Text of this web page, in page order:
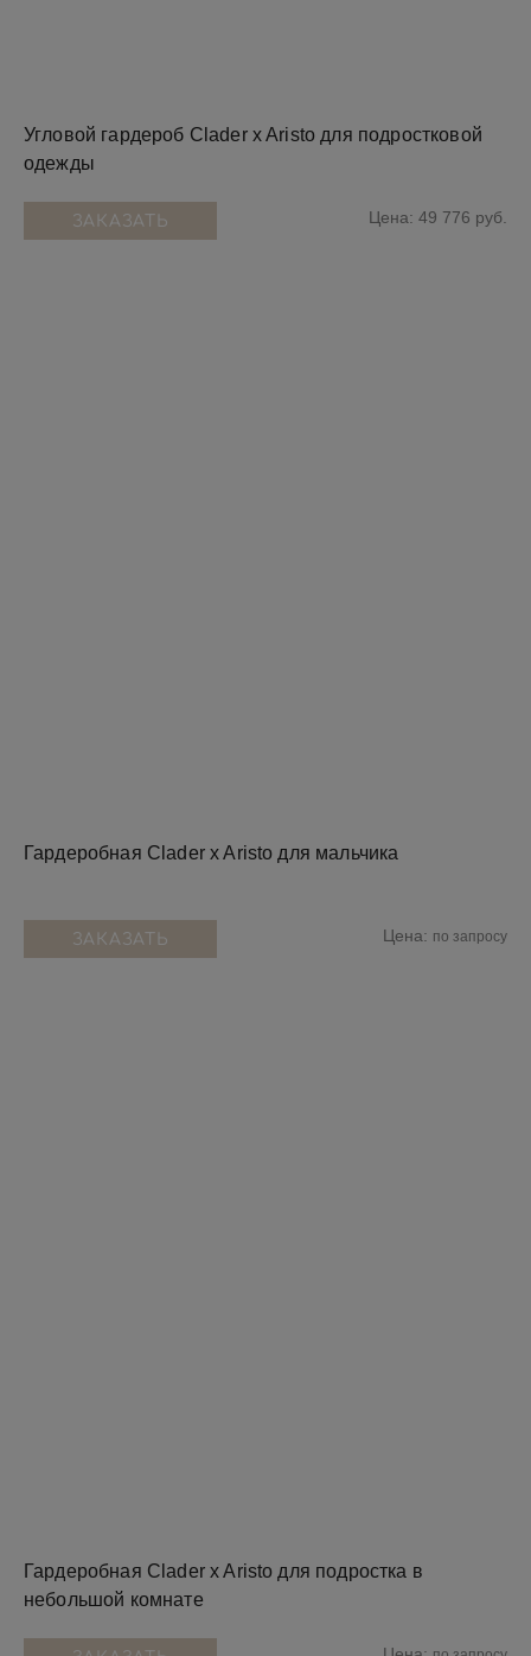
Угловой гардероб Clader x Aristo для подростковой
одежды
ЗАКАЗАТЬ Цена: 49 776 руб.
Гардеробная Clader x Aristo для мальчика
ЗАКАЗАТЬ Цена: по запросу
Гардеробная Clader x Aristo для подростка в
небольшой комнате